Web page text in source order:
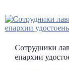
Сотрудники
епархии